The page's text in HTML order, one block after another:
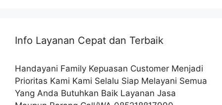
Info Layanan Cepat dan Terbaik
Handayani Family Kepuasan Customer Menjadi
Prioritas Kami Kami Selalu Siap Melayani Semua
Yang Anda Butuhkan Baik Layanan Jasa